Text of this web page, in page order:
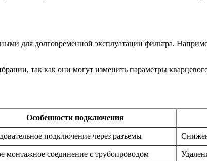
для долговременной эксплуатации фильтра.
так как они могут изменить параметры
Особенности подключения
подключение через разъемы
монтажное соединение с трубопроводом